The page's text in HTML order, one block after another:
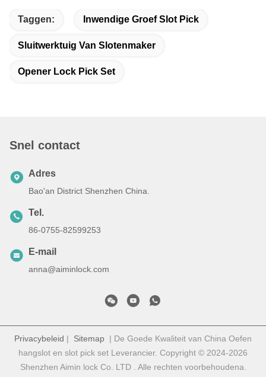
Taggen: Inwendige Groef Slot Pick
Sluitwerktuig Van Slotenmaker
Opener Lock Pick Set
Snel contact
Adres
Bao'an District Shenzhen China.
Tel.
86-0755-82599253
E-mail
anna@aiminlock.com
Privacybeleid | Sitemap | De Goede Kwaliteit van China Oefen
hangslot en slot pick set Leverancier. Copyright © 2024-2026
Shenzhen Aimin lock Co. LTD . Alle rechten voorbehoudena.